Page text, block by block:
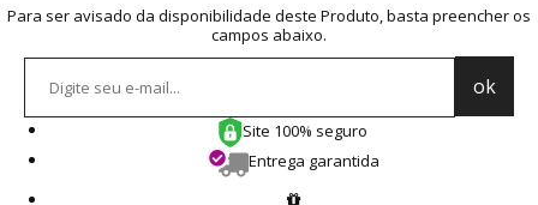
Para ser avisado da disponibilidade deste Produto, basta preencher os
campos abaixo.
Site 100% seguro
Entrega garantida